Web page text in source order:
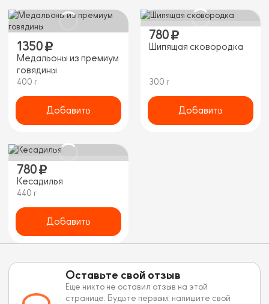
1350
Медальоны из премиум
говядины
400 г
Добавить
780
Шипящая сковородка
300 г
Добавить
780
Кесадилья
440 г
Добавить
Оставьте свой отзыв
Еще никто не оставил отзыв на этой
странице. Будьте первым, напишите свой